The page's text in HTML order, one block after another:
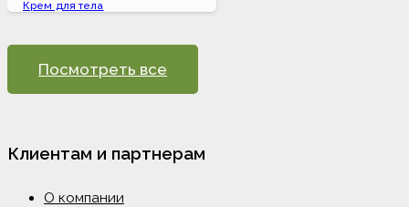
Крем для тела
Посмотреть все
Клиентам и партнерам
О компании